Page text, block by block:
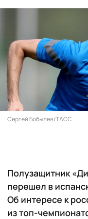
Сергей Бобылев/ТАСС
Полузащитник
перешел в
Об интересе к
из топ-